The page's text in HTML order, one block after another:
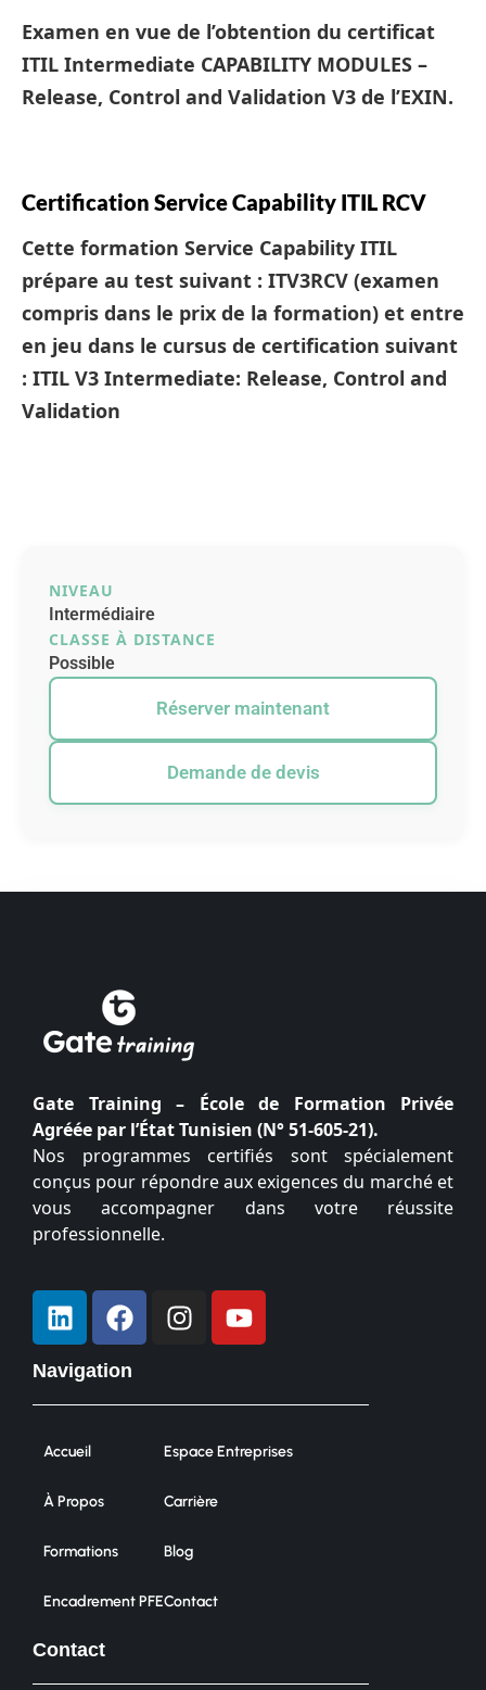
Examen en vue de l’obtention du certificat
ITIL Intermediate CAPABILITY MODULES –
Release, Control and Validation V3 de l’EXIN.
Certification Service Capability ITIL RCV
Cette formation Service Capability ITIL
prépare au test suivant : ITV3RCV (examen
compris dans le prix de la formation) et entre
en jeu dans le cursus de certification suivant
: ITIL V3 Intermediate: Release, Control and
Validation
NIVEAU
Intermédiaire
CLASSE À DISTANCE
Possible
Réserver maintenant
Demande de devis
Gate Training – École de Formation Privée
Agréée par l’État Tunisien (N° 51-605-21).
Nos programmes certifiés sont spécialement
conçus pour répondre aux exigences du marché et
vous accompagner dans votre réussite
professionnelle.
Navigation
Accueil
À Propos
Formations
Encadrement PFE
Espace Entreprises
Carrière
Blog
Contact
Contact